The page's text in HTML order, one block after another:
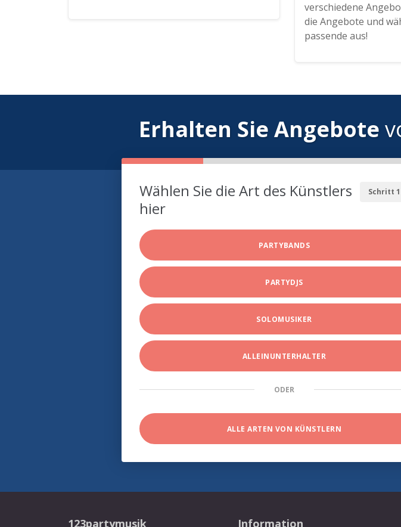
verschiedene
die Angebote und
passende aus!
Erhalten Sie Angebote
Schritt 1
Wählen Sie die Art des Künstlers
hier
PARTYBANDS
PARTYDJS
SOLOMUSIKER
ALLEINUNTERHALTER
ODER
ALLE ARTEN VON KÜNSTLERN
123partymusik Information